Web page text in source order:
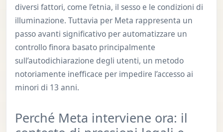
diversi fattori, come l’etnia, il sesso e le condizioni di
illuminazione. Tuttavia per Meta rappresenta un
passo avanti significativo per automatizzare un
controllo finora basato principalmente
sull’autodichiarazione degli utenti, un metodo
notoriamente inefficace per impedire l’accesso ai
minori di 13 anni.
Perché Meta interviene ora: il